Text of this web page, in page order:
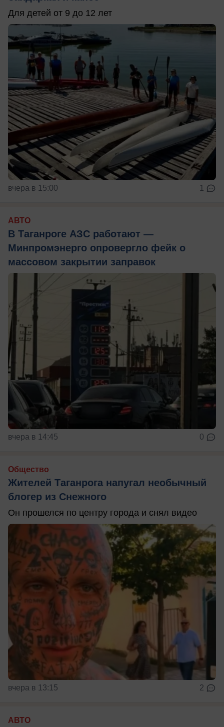
Для детей от 9 до 12 лет
вчера в 15:00 1
АВТО
В Таганроге АЗС работают —
Минпромэнерго опровергло фейк о
массовом закрытии заправок
вчера в 14:45 0
Общество
Жителей Таганрога напугал необычный
блогер из Снежного
Он прошелся по центру города и снял видео
вчера в 13:15 2
АВТО